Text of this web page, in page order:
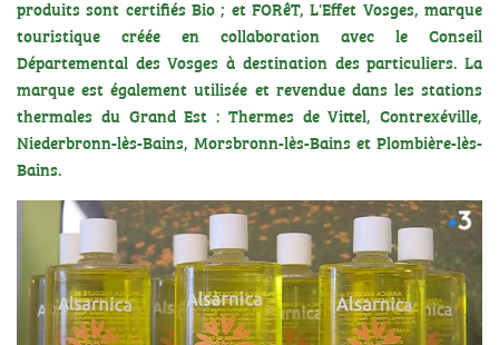
produits sont certifiés Bio ; et FORêT, L'Effet Vosges, marque
touristique créée en collaboration avec le Conseil
Départemental des Vosges à destination des particuliers. La
marque est également utilisée et revendue dans les stations
thermales du Grand Est : Thermes de Vittel, Contrexéville,
Niederbronn-lès-Bains, Morsbronn-lès-Bains et Plombière-lès-
Bains.